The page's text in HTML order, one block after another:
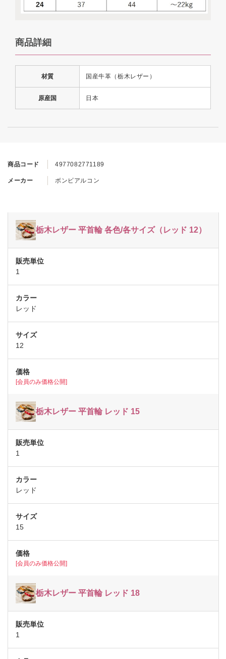
商品コード 4977082771189
メーカー ボンビアルコン
栃木レザー 平首輪 各色/各サイズ（レッド 12）
1
レッド
12
[会員のみ価格公開]
栃木レザー 平首輪 レッド 15
1
レッド
15
[会員のみ価格公開]
栃木レザー 平首輪 レッド 18
1
商品詳細
材質 国産牛革（栃木レザー）
原産国 日本